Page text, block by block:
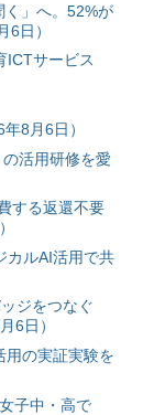
く」へ。52%が
日）
ICTサービス
8月6日）
活用研修を愛
する返還不要
カルAI活用で共
ジをつなぐ
6日）
用の実証実験を
子中・高で